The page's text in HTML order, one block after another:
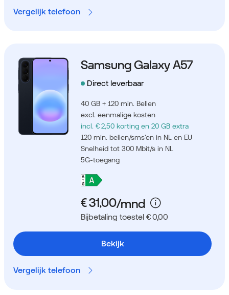
Vergelijk telefoon
Samsung Galaxy A57
Direct leverbaar
40 GB + 120 min. Bellen
excl. eenmalige kosten
incl. € 2,50 korting en 20 GB extra
120 min. bellen/sms'en in NL en EU
Snelheid tot 300 Mbit/s in NL
5G-toegang
Bijbetaling toestel € 0,00
Bekijk
Vergelijk telefoon